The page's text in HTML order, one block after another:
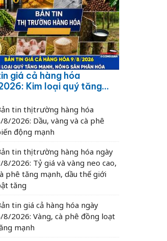
giá cả hàng hóa
Kim loại quý tăng
tin thị trường hàng hóa
8/2026: Dầu, vàng và cà phê
động mạnh
tin thị trường hàng hóa ngày
8/2026: Tỷ giá và vàng neo cao,
phê tăng mạnh, dầu thế giới
tăng
tin giá cả hàng hóa ngày
8/2026: Vàng, cà phê đồng loạt
mạnh